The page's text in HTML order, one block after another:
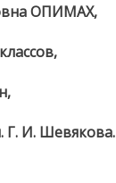
ОПИМАХ,
Г. И. Шевякова.